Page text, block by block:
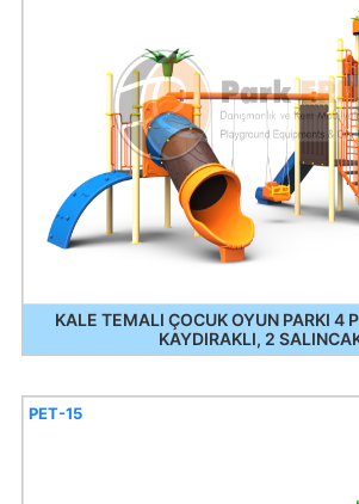
KALE TEMALI ÇOCUK OYUN PARKI 4
KAYDIRAKLI, 2
PET-15